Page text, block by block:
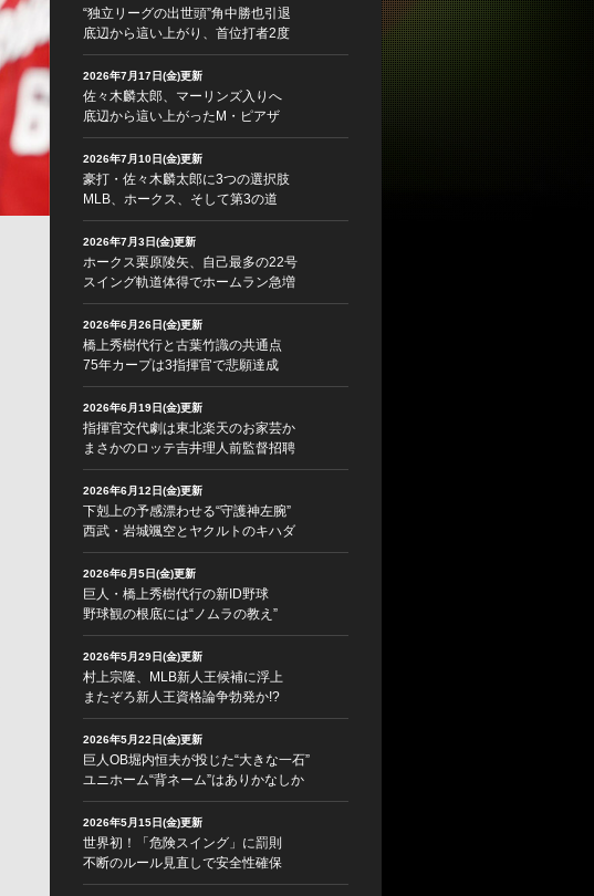
“独立リーグの出世頭”角中勝也引退
底辺から這い上がり、首位打者2度
2026年7月17日(金)更新
佐々木麟太郎、マーリンズ入りへ
底辺から這い上がったM・ピアザ
2026年7月10日(金)更新
豪打・佐々木麟太郎に3つの選択肢
MLB、ホークス、そして第3の道
2026年7月3日(金)更新
ホークス栗原陵矢、自己最多の22号
スイング軌道体得でホームラン急増
2026年6月26日(金)更新
橋上秀樹代行と古葉竹識の共通点
75年カープは3指揮官で悲願達成
2026年6月19日(金)更新
指揮官交代劇は東北楽天のお家芸か
まさかのロッテ吉井理人前監督招聘
2026年6月12日(金)更新
下剋上の予感漂わせる“守護神左腕”
西武・岩城颯空とヤクルトのキハダ
2026年6月5日(金)更新
巨人・橋上秀樹代行の新ID野球
野球観の根底には“ノムラの教え”
2026年5月29日(金)更新
村上宗隆、MLB新人王候補に浮上
またぞろ新人王資格論争勃発か!?
2026年5月22日(金)更新
巨人OB堀内恒夫が投じた“大きな一石”
ユニホーム“背ネーム”はありかなしか
2026年5月15日(金)更新
世界初！「危険スイング」に罰則
不断のルール見直しで安全性確保